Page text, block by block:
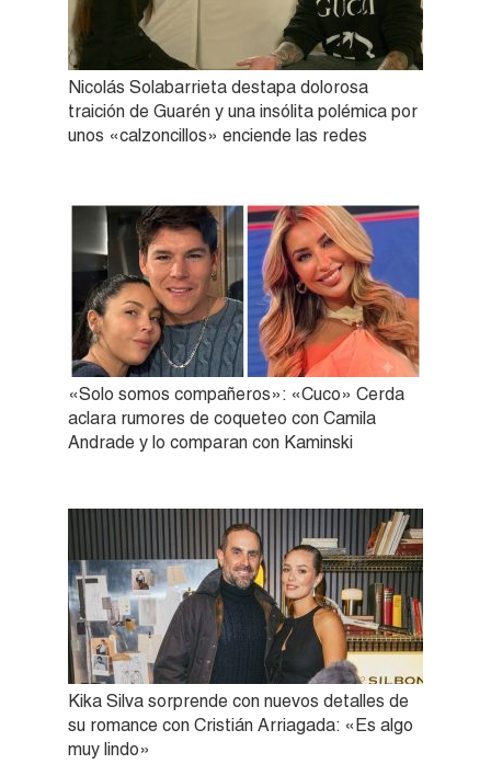
Nicolás Solabarrieta destapa dolorosa
traición de Guarén y una insólita polémica por
unos «calzoncillos» enciende las redes
«Solo somos compañeros»: «Cuco» Cerda
aclara rumores de coqueteo con Camila
Andrade y lo comparan con Kaminski
Kika Silva sorprende con nuevos detalles de
su romance con Cristián Arriagada: «Es algo
muy lindo»